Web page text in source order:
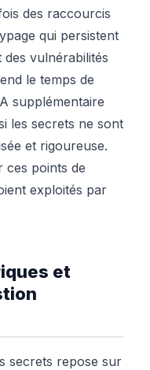
des raccourcis
qui persistent
vulnérabilités
le temps de
supplémentaire
les secrets ne sont
et rigoureuse.
ces points de
exploités par
et
secrets repose sur